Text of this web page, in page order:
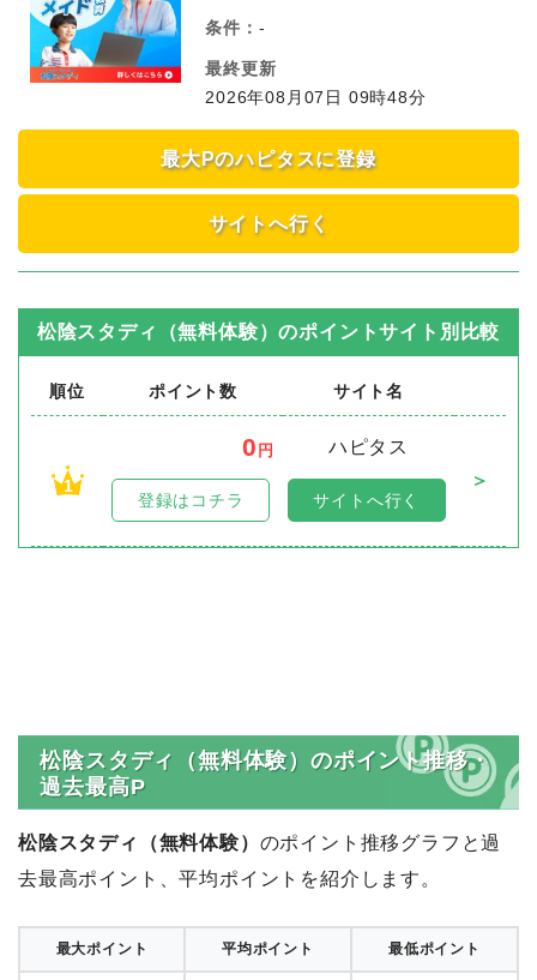
条件： -
最終更新
2026年08月07日 09時48分
最大Pのハピタスに登録
サイトへ行く
松陰スタディ（無料体験）のポイントサイト別比較
順位 ポイント数 サイト名
1
0 円
ハピタス
＞
登録はコチラ サイトへ行く
松陰スタディ（無料体験）のポイント推移・
過去最高P
松陰スタディ（無料体験） のポイント推移グラフと過
去最高ポイント、平均ポイントを紹介します。
最大ポイント 平均ポイント 最低ポイント